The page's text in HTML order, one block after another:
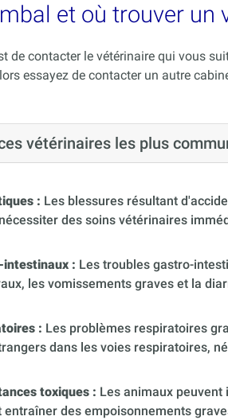
et où trouver un
de contacter le vétérinaire qui vous
essayez de contacter un autre
vétérinaires les plus
: Les blessures résultant
des soins vétérinaires
intestinaux : Les troubles gastro-
les vomissements graves et la
: Les problèmes respiratoires
dans les voies respiratoires,
toxiques : Les animaux
entraîner des empoisonnements